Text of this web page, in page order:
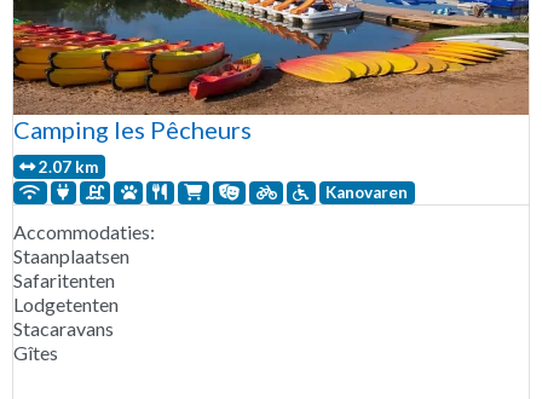
Camping les Pêcheurs
2.07 km
Kanovaren
Accommodaties:
Staanplaatsen
Safaritenten
Lodgetenten
Stacaravans
Gîtes